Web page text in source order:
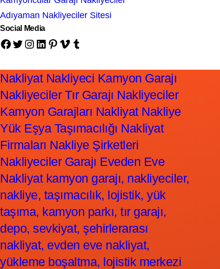
Adıyaman Nakliyeciler Sitesi
Social Media
Facebook Twitter Instagram LinkedIn Pinterest Vimeo Tumblr
Nakliyat Nakliyeci Kamyon Garajı
Nakliyeciler Tır Garajı Nakliyeciler
Kamyon Garajları Nakliyat Nakliye
Yük Eşya Taşımacılığı Nakliyat
Firmaları Nakliye Şirketleri
Nakliyeciler Garajı Eveden Eve
Nakliyat kamyon garajı, nakliyeciler,
nakliye, taşımacılık, lojistik, yük
taşıma, kamyon parkı, tır garajı,
depo, sevkiyat, şehirlerarası
nakliyat, evden eve nakliyat,
yükleme boşaltma, lojistik merkezi